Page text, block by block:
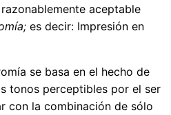
aceptable
es decir: Impresión en
se basa en el hecho de
tonos perceptibles por el ser
con la combinación de sólo